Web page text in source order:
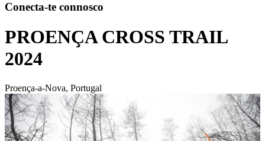
Conecta-te connosco
PROENÇA CROSS TRAIL
2024
Proença-a-Nova, Portugal